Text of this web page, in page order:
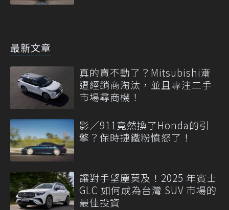
最新文章
真的賣不動了？Mitsubishi漸
遭經銷商淘汰，並且專注二手
市場尋商機！
影／911竟然換了Honda的引
擎？保時捷鐵粉憤怒了！
讓對手望塵莫及！2025 年賓士
GLC 如何成為台灣 SUV 市場的
最佳投資